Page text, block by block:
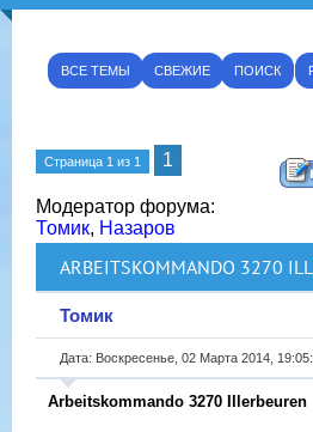
ВСЕ ТЕМЫ СВЕЖИЕ ПОИСК
Страница 1 из 1 1
Модератор форума:
Томик, Назаров
ARBEITSKOMMANDO 3270
Томик
Дата: Воскресенье, 02 Марта 2014,
Arbeitskommando 3270 Illerbeuren